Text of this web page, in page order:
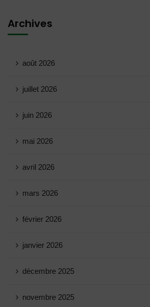
Archives
août 2026
juillet 2026
juin 2026
mai 2026
avril 2026
mars 2026
février 2026
janvier 2026
décembre 2025
novembre 2025